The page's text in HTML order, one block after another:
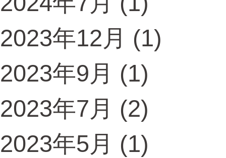
2023年12月 (1)
2023年9月 (1)
2023年7月 (2)
2023年5月 (1)